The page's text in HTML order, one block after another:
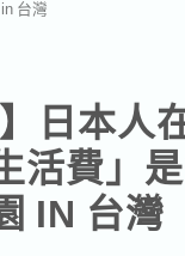
台灣
】日本人
活費」
IN 台灣